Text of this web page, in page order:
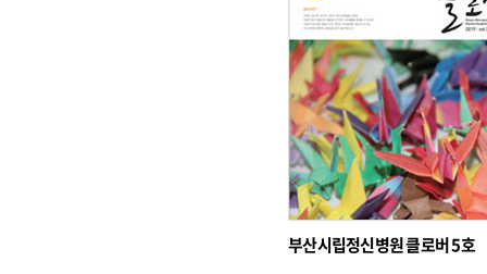
부산시립정신병원 클로버 5호